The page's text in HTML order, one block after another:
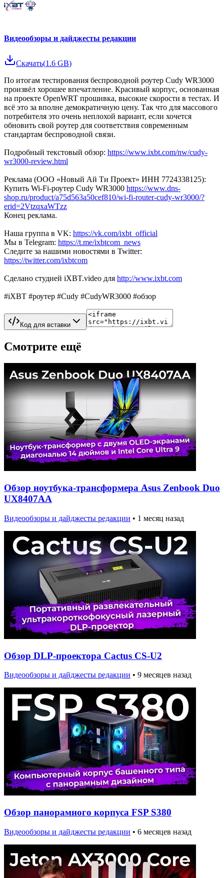
Видеообзоры и дайджесты редакции
Скачать(1.6 GB)
По итогам тестирования беспроводной роутер Cudy WR3000
произвёл хорошее впечатление. Красивый корпус, основанная
на проекте OpenWRT прошивка, высокие скорости в тестах. И
всё это за вполне демократичную цену. Так что для массового
потребителя это очень неплохой вариант, если хочется
обновить свой роутер для соответствия современным
стандартам беспроводной связи.
Подробный текстовый обзор: https://www.ixbt.com/nw/cudy-
wr3000-review.html
Реклама (ООО «Новый Ай Ти Проект» ИНН 7724338125):
Купить Wi-Fi-роутер Cudy WR3000 https://www.dns-
shop.ru/product/a75d563a50cef810/wi-fi-router-cudy-wr3000/?
erid=2VtzqxaWTzz
Конец реклама.
Наша группа в VK: https://vk.com/ixbt_official
Мы в Telegram: https://t.me/ixbtcom_news
Следите за нашими новостями в Twitter:
https://twitter.com/ixbtcom
Сделано студией iXBT.video для http://www.ixbt.com
#iXBT #роутер #Cudy #CudyWR3000 #обзор
Код для вставки
Смотрите ещё
Обзор ноутбука-трансформера Asus Zenbook Duo
UX8407AA
Видеообзоры и дайджесты редакции • 1 месяц назад
Обзор DLP-проектора Cactus CS-U2
Видеообзоры и дайджесты редакции • 9 месяцев назад
Обзор панорамного корпуса FSP S380
Видеообзоры и дайджесты редакции • 6 месяцев назад